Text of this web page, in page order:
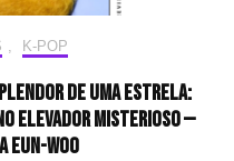
K-POP
de uma estrela:
elevador misterioso —
WOO